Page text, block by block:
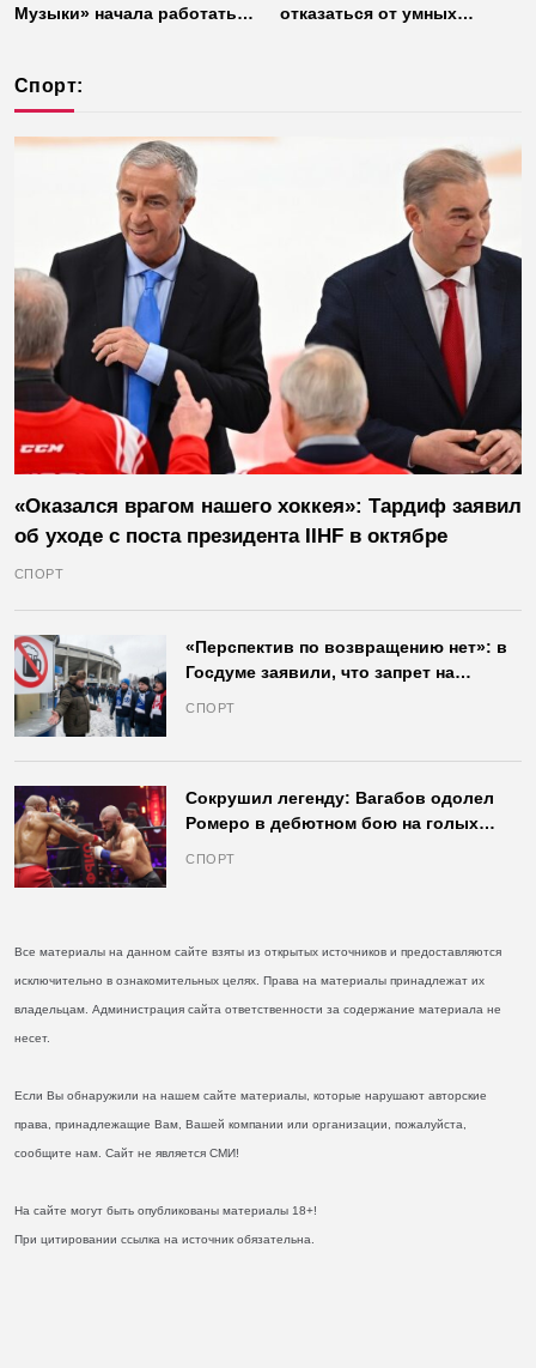
Музыки» начала работать
отказаться от умных
Спорт:
«Оказался врагом нашего хоккея»: Тардиф заявил
об уходе с поста президента IIHF в октябре
СПОРТ
«Перспектив по возвращению нет»: в
Госдуме заявили, что запрет на
СПОРТ
Сокрушил легенду: Вагабов одолел
Ромеро в дебютном бою на голых
СПОРТ
Все материалы на данном сайте взяты из открытых источников и предоставляются
исключительно в ознакомительных целях. Права на материалы принадлежат их
владельцам. Администрация сайта ответственности за содержание материала не
несет.
Если Вы обнаружили на нашем сайте материалы, которые нарушают авторские
права, принадлежащие Вам, Вашей компании или организации, пожалуйста,
сообщите нам. Сайт не является СМИ!
На сайте могут быть опубликованы материалы 18+!
При цитировании ссылка на источник обязательна.